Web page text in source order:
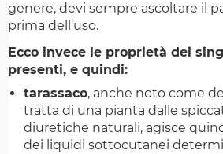
genere, devi sempre ascoltare il
prima dell'uso.
Ecco invece le proprietà dei
presenti, e quindi:
tarassaco, anche noto come
tratta di una pianta dalle
diuretiche naturali, agisce
dei liquidi sottocutanei